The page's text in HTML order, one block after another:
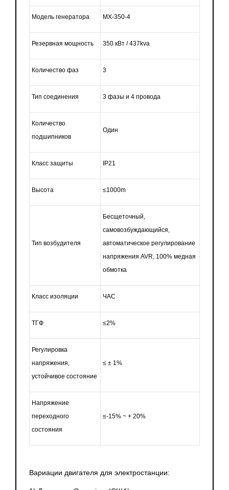
Модель генератора MX-350-4
Резервная мощность 350 кВт / 437kva
Количество фаз 3
Тип соединения 3 фазы и 4 провода
Количество
подшипников
Один
Класс защиты IP21
Высота ≤1000m
Тип возбудителя
Бесщеточный,
самовозбуждающийся,
автоматическое регулирование
напряжения AVR, 100% медная
обмотка
Класс изоляции ЧАС
ТГФ ≤2%
Регулировка
напряжения,
устойчивое состояние
≤ ± 1%
Напряжение
переходного
состояния
≤-15% ~ + 20%
Вариации двигателя для электростанции: